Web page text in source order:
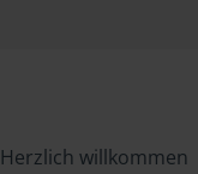
Herzlich willkommen